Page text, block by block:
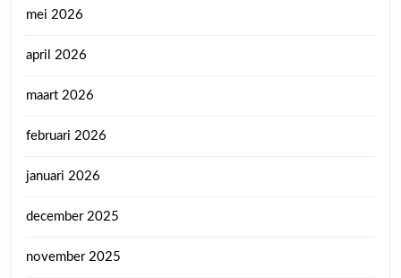
mei 2026
april 2026
maart 2026
februari 2026
januari 2026
december 2025
november 2025